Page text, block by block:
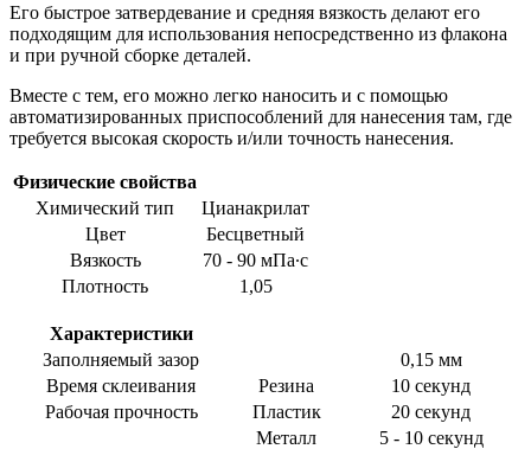
Его быстрое затвердевание и средняя вязкость делают его
подходящим для использования непосредственно из флакона
и при ручной сборке деталей.
Вместе с тем, его можно легко наносить и с помощью
автоматизированных приспособлений для нанесения там, где
требуется высокая скорость и/или точность нанесения.
Физические свойства
Химический тип
Цианакрилат
Цвет
Бесцветный
Вязкость
70 - 90 мПа∙с
Плотность
1,05
Характеристики
Заполняемый зазор
0,15 мм
Время склеивания
Резина
10 секунд
Рабочая прочность
Пластик
20 секунд
Металл
5 - 10 секунд